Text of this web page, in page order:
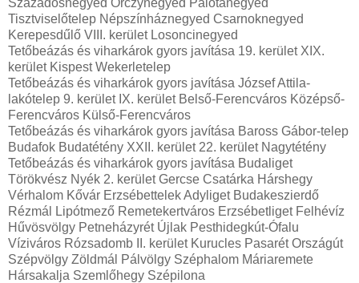
Tisztviselőtelep Népszínháznegyed Csarnoknegyed
Kerepesdűlő VIII. kerület Losoncinegyed
Tetőbeázás és viharkárok gyors javítása 19. kerület XIX.
kerület Kispest Wekerletelep
Tetőbeázás és viharkárok gyors javítása József Attila-
lakótelep 9. kerület IX. kerület Belső-Ferencváros Középső-
Ferencváros Külső-Ferencváros
Tetőbeázás és viharkárok gyors javítása Baross Gábor-telep
Budafok Budatétény XXII. kerület 22. kerület Nagytétény
Tetőbeázás és viharkárok gyors javítása Budaliget
Törökvész Nyék 2. kerület Gercse Csatárka Hárshegy
Vérhalom Kővár Erzsébettelek Adyliget Budakeszierdő
Rézmál Lipótmező Remetekertváros Erzsébetliget Felhévíz
Hűvösvölgy Petneházyrét Újlak Pesthidegkút-Ófalu
Víziváros Rózsadomb II. kerület Kurucles Pasarét Országút
Szépvölgy Zöldmál Pálvölgy Széphalom Máriaremete
Hársakalja Szemlőhegy Szépilona